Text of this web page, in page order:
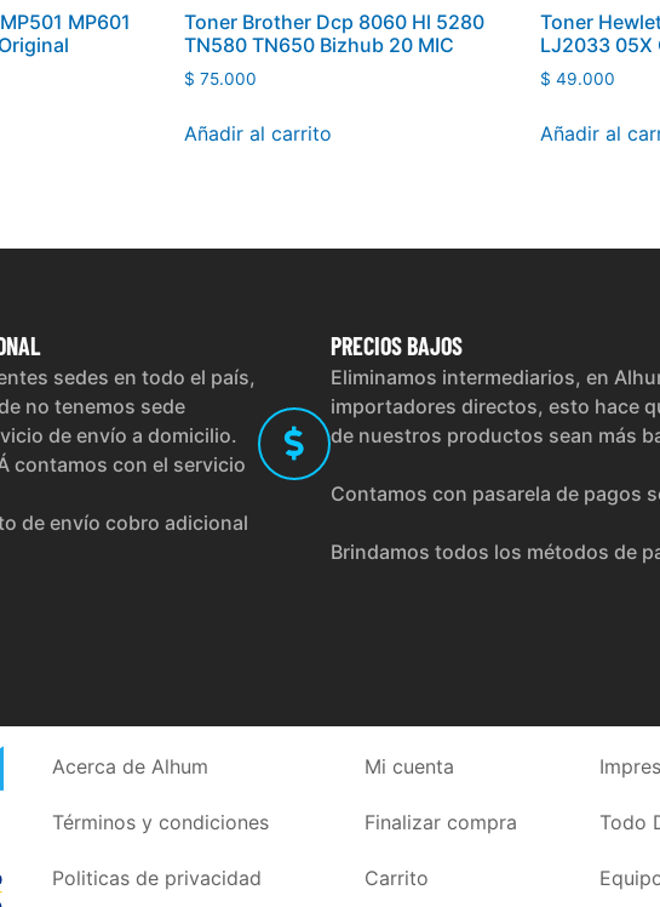
MP601
Toner Brother Dcp 8060 Hl 5280
TN580 TN650 Bizhub 20 MIC
$ 75.000
Añadir al carrito
Toner
LJ2033 05X
$ 49.000
Añadir al
sedes en todo el país,
no tenemos sede
de envío a domicilio.
contamos con el servicio
de envío cobro adicional
PRECIOSBAJOS
Eliminamos intermediarios, en
importadores directos, esto hace
de nuestros productos sean más
Contamos con pasarela de pagos
Brindamos todos los métodos de
Acerca de Alhum
Términos y condiciones
Politicas de privacidad
Mi cuenta
Finalizar compra
Carrito
Todo